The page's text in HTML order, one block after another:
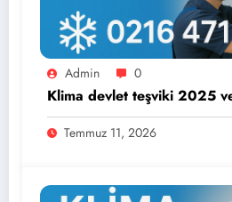
Admin 0
Klima devlet teşviki 2025
Temmuz 11, 2026